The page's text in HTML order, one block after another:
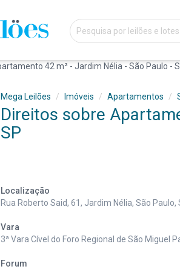
Mega Leilões Imóveis Apartamentos
Direitos sobre
SP
Localização
Rua Roberto Said, 61, Jardim Nélia, São Paulo,
Vara
3ª Vara Cível do Foro Regional de São Miguel
Forum